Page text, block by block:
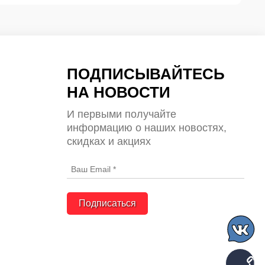
ПОДПИСЫВАЙТЕСЬ
НА НОВОСТИ
И первыми получайте
информацию о наших новостях,
скидках и акциях
Подписаться